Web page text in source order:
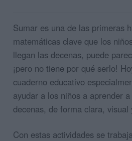
Sumar es una de las primeras
matemáticas clave que los
llegan las decenas, puede
¡pero no tiene por qué serlo!
cuaderno educativo
ayudar a los niños a aprender
decenas, de forma clara, visual
Con estas actividades se